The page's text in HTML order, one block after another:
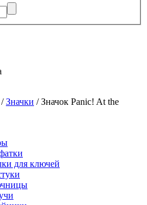
/Значки /Значок Panic! At the
для ключей